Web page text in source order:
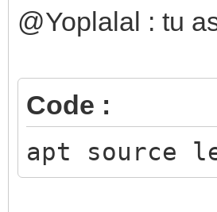
@Yoplalal : tu
Code :
apt source